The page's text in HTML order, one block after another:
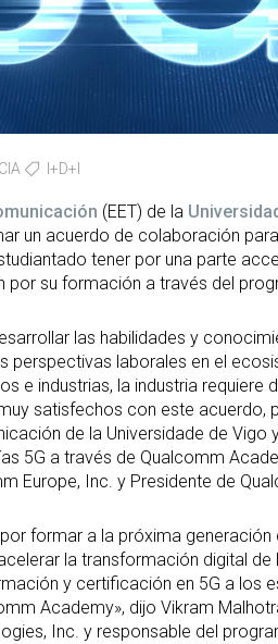
I+D+I
(EET) de la
un acuerdo de colaboración
tener por una parte
su formación a través del
las habilidades y
perspectivas laborales en el
e industrias, la industria
satisfechos con este acuerdo,
de la Universidade de Vigo
5G a través de Qualcomm
Europe, Inc. y Presidente de
formar a la próxima
la transformación digital de
y certificación en 5G a los
Academy», dijo Vikram
Inc. y responsable del